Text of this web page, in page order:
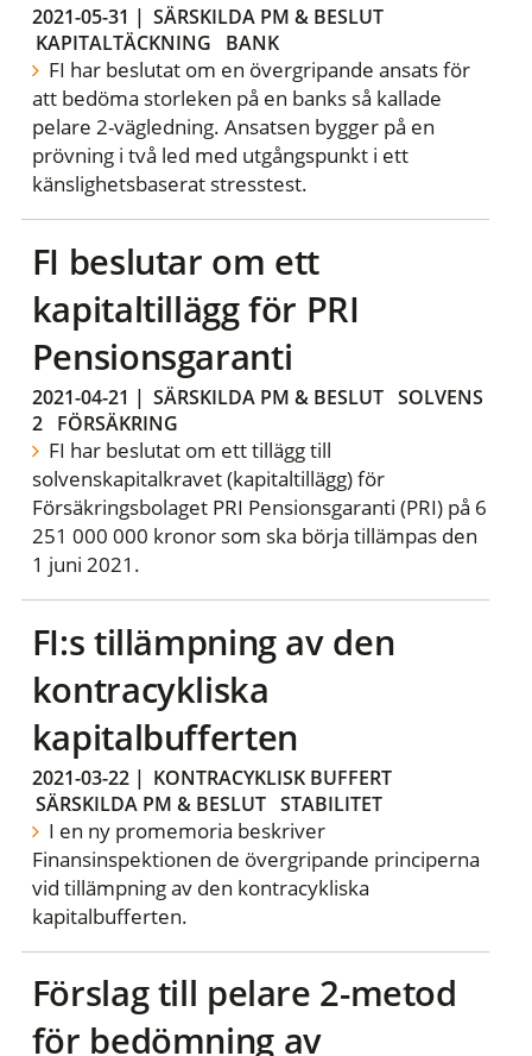
2021-05-31 | SÄRSKILDA PM & BESLUT
KAPITALTÄCKNING
BANK
FI har beslutat om en övergripande ansats för
att bedöma storleken på en banks så kallade
pelare 2-vägledning. Ansatsen bygger på en
prövning i två led med utgångspunkt i ett
känslighetsbaserat stresstest.
FI beslutar om ett
kapitaltillägg för PRI
Pensionsgaranti
2021-04-21 | SÄRSKILDA PM & BESLUT SOLVENS
2
FÖRSÄKRING
FI har beslutat om ett tillägg till
solvenskapitalkravet (kapitaltillägg) för
Försäkringsbolaget PRI Pensionsgaranti (PRI) på 6
251 000 000 kronor som ska börja tillämpas den
1 juni 2021.
FI:s tillämpning av den
kontracykliska
kapitalbufferten
2021-03-22| KONTRACYKLISK BUFFERT
SÄRSKILDA PM & BESLUT STABILITET
I en ny promemoria beskriver
Finansinspektionen de övergripande principerna
vid tillämpning av den kontracykliska
kapitalbufferten.
Förslag till pelare 2-metod
för bedömning av